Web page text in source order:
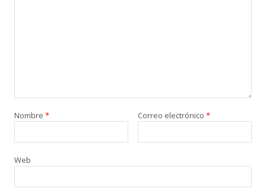
Nombre * Correo electrónico *
Web